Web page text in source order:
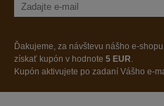
Ďakujeme, za návštevu nášho e-
získať kupón v hodnote 5 EUR.
Kupón aktivujete po zadaní Vášho e-